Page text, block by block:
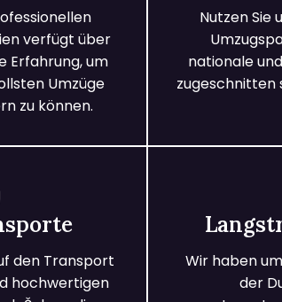
verfügt über
Erfahrung, um
Umzüge
zu können.
Nutzen Sie
nationale
zugeschnitten
den Transport
hochwertigen
Wir haben
der